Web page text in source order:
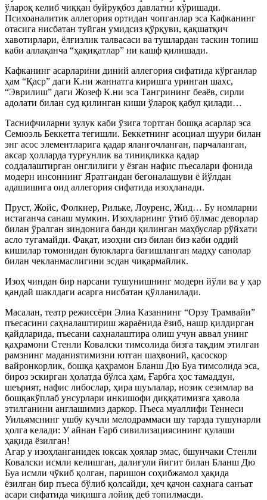
ўлароқ келиб чиққан буйруқбоз давлатни кўришади.
Психоаналитик аллегория ортидан чопганлар эса Кафканинг
отасига нисбатан туйган умидсиз қўрқуви, қақшатқич
хавотирлари, ёлғизлик талвасаси ва тушлардан таскин топиш
каби аллақанча “ҳақиқатлар” ни кашф қилишади.
Кафканинг асарларини диний аллегория сифатида кўрганлар
ҳам “Қаср” даги К.ни жаннатга киришга уринган шахс,
“Эврилиш” даги Жозеф К.ни эса Тангрининг беаёв, сирли
адолати билан суд қилинган киши ўлароқ қабул қилади…
Таснифчиларни зулук каби ўзига тортган бошқа асарлар эса
Семюэль Беккетга тегишли. Беккетнинг асоциал шуури билан
энг асос элементларига қадар яланғочланган, парчаланган,
аксар ҳолларда турғунлик ва тиниқликка қадар
соддалаштирган онглилиги у ёзган нафис пъесалари фонида
модерн инсоннинг Яратгандан бегоналашуви ё йўлдан
адашишига оид аллегория сифатида изоҳланади.
Пруст, Жойс, Фолкнер, Рильке, Лоуренс, Жид… Бу номларни
истаганча санаш мумкин. Изоҳларнинг ўтиб бўлмас деворлар
билан ўралган зиндонига банди қилинган маҳбуслар рўйхати
асло тугамайди. Фақат, изоҳни сиз билан биз каби оддий
кишилар томонидан буюкларга бағишланган мадҳу санолар
билан чекланмаслигини эсдан чиқармайлик.
Изоҳ чиндан бир нарсани тушунишнинг модерн йўли ва у ҳар
қандай шаклдаги асарга нисбатан қўлланилади.
Масалан, театр режиссёри Элиа Казаннинг “Орзу Трамвайи”
пъесасини саҳналаштириш жараёнида ёзиб, нашр қилдирган
қайдларида, пъесани саҳналаштира олиш учун аввал унинг
қаҳрамони Стенли Ковалски тимсолида бизга тақдим этилган
рамзнинг маданиятимизни ютган шаҳвоний, қасоскор
вайронкорлик, бошқа қаҳрамон Бланш Дю Буа тимсолида эса,
бироз эскирган ҳолатда бўлса ҳам, Ғарбга ҳос тамаддун,
шеърият, нафис либослар, ҳира шуълалар, нозик сезимлар ва
бошқакўплаб унсурлари инкишофи диққатимизга ҳавола
этилганини англашимиз даркор. Пъеса муаллифи Теннеси
Уильямснинг ушбу кучли мелодраммаси шу тарзда тушунарли
ҳолга келади: У айнан Ғарб сивилизациясининг қулаши
ҳақида ёзилган!
Агар у изоҳланганидек юксак ҳоялар эмас, бшунчаки Стенли
Ковалски исмли келишган, далиғули йигит билан Бланш Дю
Буа исмли чўкиб қолган, паришон соҳибжамол ҳақида
ёзилган бир пъеса бўлиб қолсайди, ҳеч қачон саҳнага санъат
асари сифатида чиқишга лойиқ деб топилмасди.